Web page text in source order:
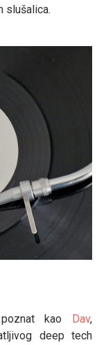
slušalica.
kao Dav,
deep tech